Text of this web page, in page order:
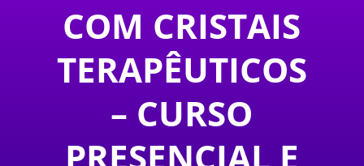
COM CRISTAIS
TERAPÊUTICOS
– CURSO
PRESENCIAL E